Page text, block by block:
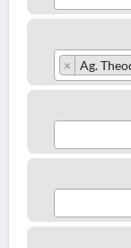
× Ag.